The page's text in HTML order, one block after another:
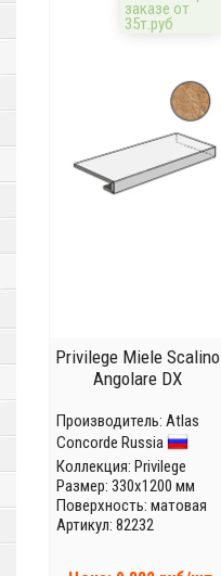
заказе от
35т.руб
Privilege Miele Scalino
Angolare DX
Производитель: Atlas
Concorde Russia
Коллекция: Privilege
Размер: 330x1200 мм
Поверхность: матовая
Артикул: 82232